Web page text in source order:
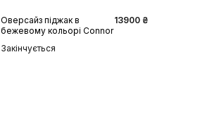
Oверсайз піджак в
бежевому кольорі Connor
13900 ₴
Закінчується